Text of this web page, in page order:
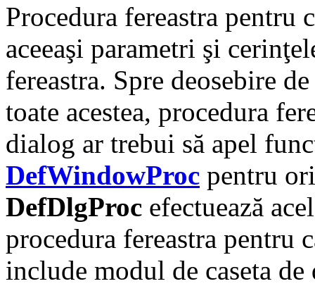
Procedura fereastra pentru
aceeaşi parametri şi
fereastra. Spre deosebire
toate acestea, procedura
dialog ar trebui să apel
DefWindowProc pentru
DefDlgProc efectuează
procedura fereastra pentru
include modul de caseta